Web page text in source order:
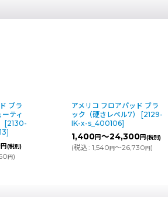
ブラ
ティ
[2130-
]
円(税別)
円)
アメリコ フロアパッド ブラ
ック（硬さレベル7）
[2129-
IK-x-s_400106]
1,400円～24,300円(税別)
(税込: 1,540円～26,730円)